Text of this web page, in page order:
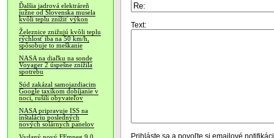
Ďalšia jadrová elektráreň
južne od Slovenska musela
kvôli teplu znížiť výkon
Železnice znižujú kvôli teplu
rýchlosť iba na 50 km/h,
spôsobuje to meškanie
NASA na diaľku na sonde
Voyager 2 úspešne znížila
spotrebu
Súd zakázal samojazdiacim
Google taxíkom dobíjanie v
noci, rušili obyvateľov
NASA pripravuje ISS na
inštaláciu posledných
nových solárnych panelov
Text:
Prihláste sa a povoľte si emailové